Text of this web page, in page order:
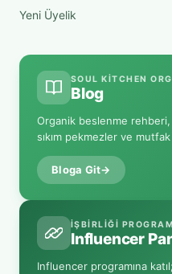
Yeni Üyelik
SOUL KITCHEN
Blog
Organik beslenme
sıkım pekmezler ve
Bloga Git→
İŞBIRLIĞI
Influencer
Influencer programına